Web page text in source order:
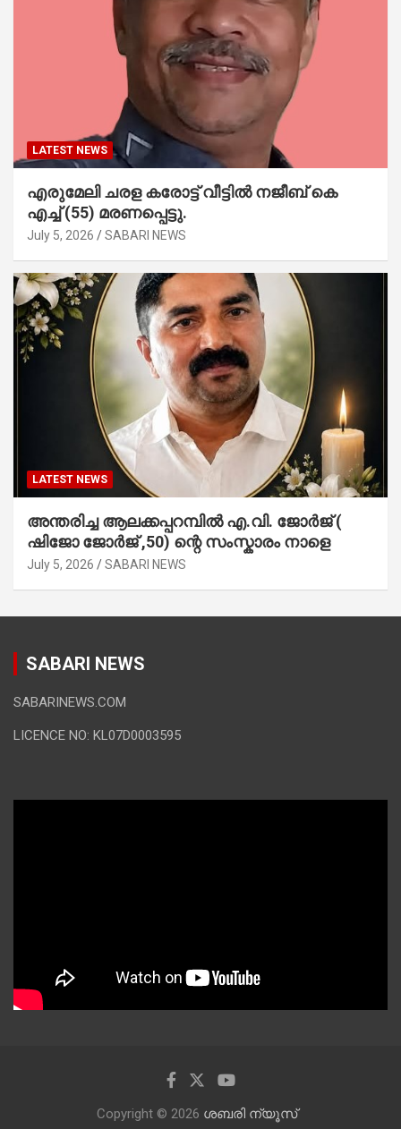
LATEST NEWS
എരുമേലി ചരള കരോട്ട് വീട്ടിൽ നജീബ് കെ
എച്ച് (55) മരണപ്പെട്ടു.
July 5, 2026 SABARI NEWS
LATEST NEWS
അന്തരിച്ച ആ​ല​ക്ക​പ്പ​റമ്പിൽ​ എ.​വി. ജോ​ർ​ജ് (
ഷിജോ ജോർജ് ,50) ന്റെ സംസ്കാരം നാളെ
July 5, 2026 SABARI NEWS
SABARI NEWS
SABARINEWS.COM
LICENCE NO: KL07D0003595
Copyright © 2026 ശബരി ന്യൂസ്